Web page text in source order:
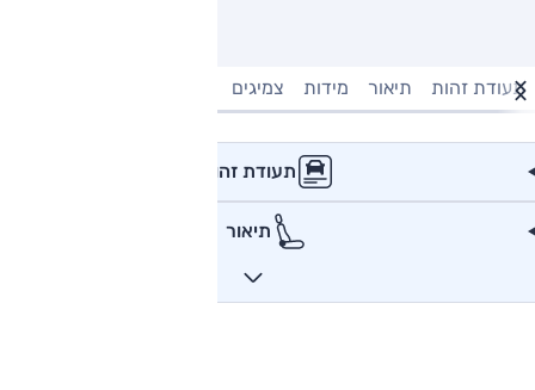
תעודת זהות תיאור מידות צמיגים
תעודת זהות
תיאור